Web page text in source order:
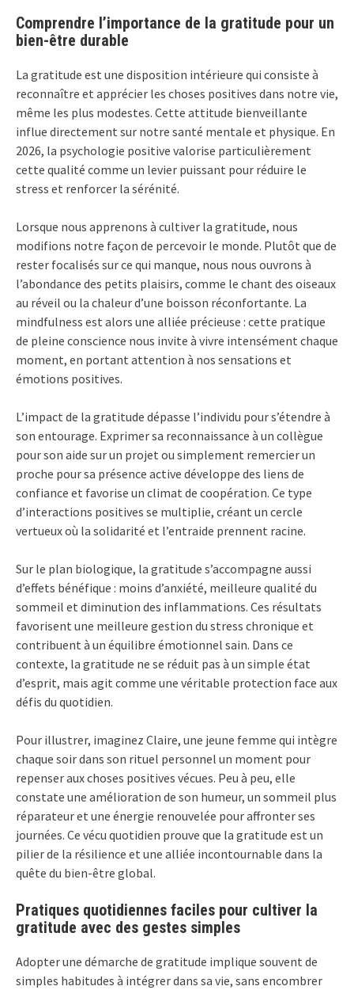
Comprendre l’importance de la gratitude pour un
bien-être durable
La gratitude est une disposition intérieure qui consiste à
reconnaître et apprécier les choses positives dans notre vie,
même les plus modestes. Cette attitude bienveillante
influe directement sur notre santé mentale et physique. En
2026, la psychologie positive valorise particulièrement
cette qualité comme un levier puissant pour réduire le
stress et renforcer la sérénité.
Lorsque nous apprenons à cultiver la gratitude, nous
modifions notre façon de percevoir le monde. Plutôt que de
rester focalisés sur ce qui manque, nous nous ouvrons à
l’abondance des petits plaisirs, comme le chant des oiseaux
au réveil ou la chaleur d’une boisson réconfortante. La
mindfulness est alors une alliée précieuse : cette pratique
de pleine conscience nous invite à vivre intensément chaque
moment, en portant attention à nos sensations et
émotions positives.
L’impact de la gratitude dépasse l’individu pour s’étendre à
son entourage. Exprimer sa reconnaissance à un collègue
pour son aide sur un projet ou simplement remercier un
proche pour sa présence active développe des liens de
confiance et favorise un climat de coopération. Ce type
d’interactions positives se multiplie, créant un cercle
vertueux où la solidarité et l’entraide prennent racine.
Sur le plan biologique, la gratitude s’accompagne aussi
d’effets bénéfique : moins d’anxiété, meilleure qualité du
sommeil et diminution des inflammations. Ces résultats
favorisent une meilleure gestion du stress chronique et
contribuent à un équilibre émotionnel sain. Dans ce
contexte, la gratitude ne se réduit pas à un simple état
d’esprit, mais agit comme une véritable protection face aux
défis du quotidien.
Pour illustrer, imaginez Claire, une jeune femme qui intègre
chaque soir dans son rituel personnel un moment pour
repenser aux choses positives vécues. Peu à peu, elle
constate une amélioration de son humeur, un sommeil plus
réparateur et une énergie renouvelée pour affronter ses
journées. Ce vécu quotidien prouve que la gratitude est un
pilier de la résilience et une alliée incontournable dans la
quête du bien-être global.
Pratiques quotidiennes faciles pour cultiver la
gratitude avec des gestes simples
Adopter une démarche de gratitude implique souvent de
simples habitudes à intégrer dans sa vie, sans encombrer